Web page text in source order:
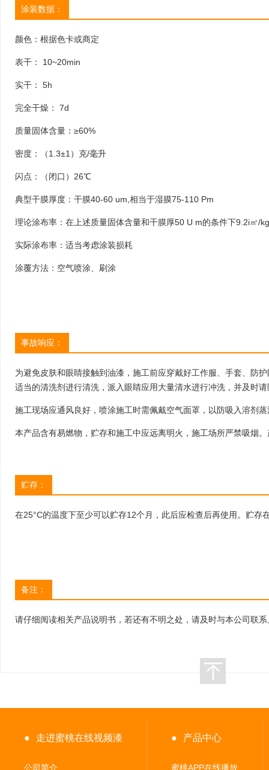
涂装数据：
颜色：根据色卡或商定
表干： 10~20min
实干： 5h
完全干燥： 7d
质量固体含量：≥60%
密度：（1.3±1）克/毫升
闪点：（闭口）26℃
典型干膜厚度：干膜40-60 um,相当于湿膜75-110 Pm
理论涂布率：在上述质量固体含量和干膜厚50 U m的条件下9.2i㎡/kg
实际涂布率：适当考虑涂装损耗
涂覆方法：空气喷涂、刷涂
事故响应：
为避免皮肤和眼睛接触到油漆，施工前应穿戴好工作服、手套、防
适当的清洗剂进行清洗，派入眼睛应用大量清水进行冲洗，并及时
施工现场应通风良好，喷涂施工时需佩戴空气面罩，以防吸入溶剂
本产品含有易燃物，贮存和施工中应远离明火，施工场所严禁吸烟
贮存：
在25°C的温度下至少可以贮存12个月，此后应检查后再使用。贮存
备注：
请仔细阅读相关产品说明书，若还有不明之处，请及时与本公司联系
● 走进蜜桃在线视频漆
公司简介
● 产品中心
蜜桃APP在线播放